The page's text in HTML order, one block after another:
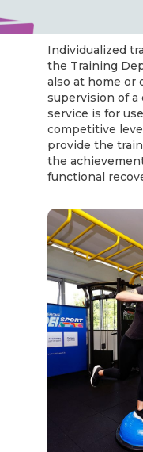
Individualized
the Training
also at home or
supervision of a
service is for
competitive
provide the
the
functional